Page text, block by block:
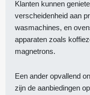
Klanten kunnen
verscheidenheid aan
wasmachines, en
apparaten zoals
magnetrons.
Een ander opvallend
zijn de aanbiedingen